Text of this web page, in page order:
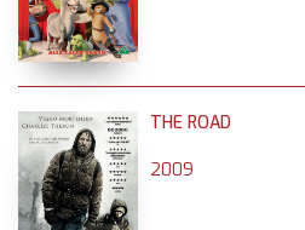
THE ROAD
2009